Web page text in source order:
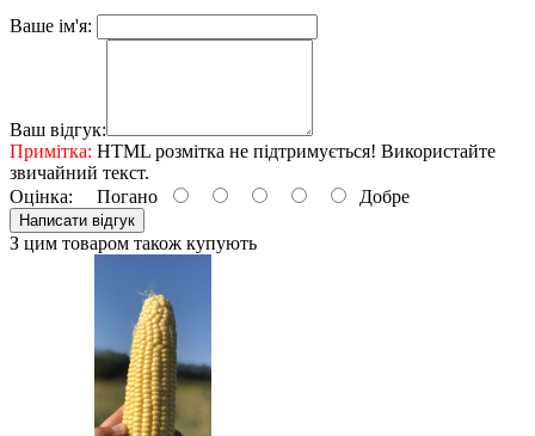
Ваше ім'я:
Ваш відгук:
Примітка: HTML розмітка не підтримується! Використайте
звичайний текст.
Оцінка: Погано Добре
Написати відгук
З цим товаром також купують